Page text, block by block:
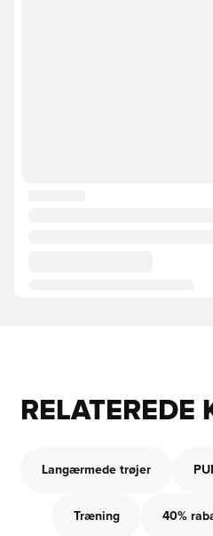
RELATEREDE
Langærmede trøjer
Træning 40%